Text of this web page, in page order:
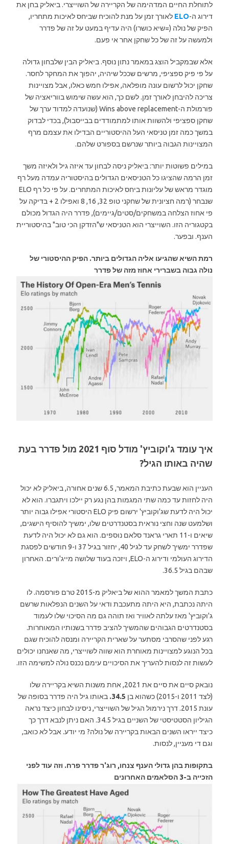
לתוחלת החיים המדהימה של הקריירה של השוייצרי. ביאליק בחן את
דירוג ה-ELO לאורך זמן על מנת להוכיח שביחס לאיכות מתחריו,
הפיק של נולה (=שיא כושרו) היה עדיף במעט על זה של פדרר
ולמעשה על זה של כל שחקן אחר אי פעם.
אלא שבמקביל הוצג במאמר נתון נוסף. ביאליק הבין שלבחון גדולה
על פי פיק ספציפי, מרשים שככל שיהיה, יהפוך את המחקר לחסר.
שחקן יכול לרשום עונה מופלאה, אפילו חמש כאלו, אבל מצויינות
צריכה להיבחן לאורך זמן. לשם כך, הוא עשה שימוש בווריאציה של
פורמולת ה-Wins above replacement (שנועדה למדוד ערך של
שחקן ספציפי ולהשוות אותו למתמודדים בבייסבול), בכדי לבדוק
במשך כמה זמן טניסאי העל ההיסטוריים הבדילו את עצמם מרף
המצויינות הגבוה ביותר שנרשם בספורט שלהם.
במילים פשוטות יותר: ביאליק ניסה לבחון עד איזה גיל ולאיזה משך
זמן הרמה שהציגו כל הטניסאים הגדולים בהיסטוריה עמדה מעל רף
מוגדר מראש של עליונות ביחס לאיכות המתחרים. על פי כל רף ELO
שנבחר (רמה חציונית של שחקני טופ 32, 16, 8 ואפילו 2 + בדיקה על
פי אחוז הצלחה במשחקים/סטים/גיימים), פדרר היה הגדול מכולם
בקטגוריה הזו. השוייצרי הוא הטניסאי ש"הזדקן הכי טוב" בהיסטוריית
הענף. ובפער.
רמת השיא שהגיעו אליה הגדולים ביותר. הפיק ההיסטורי של
נולה גבוה בשברירי אחוז מזה של פדרר
איך עומד ג'וקוביץ' מודל סוף 2021 מול פדרר בעת
שהיה באותו הגיל?
העניין הוא שבעת כתיבת המאמר, 6.5 שנים אחורה, ביאליק לא יכול
היה לחזות עד כמה שתי המגמות בהן נגע רק יילכו ויתגברו. הוא לא
יכול היה לדעת שג'וקוביץ' ירשום פיק ELO היסטורי אפילו גבוה יותר
ושלמעט שנה וחצי נוראית בסטנדרטים שלו, ימשיך להוסיף הישגים,
שיאים ו-11 תארי גראנד סלאם נוספים. הוא גם לא יכול היה לדעת
שפדרר ימשיך לשחק עד לגיל 40, יחזור בגיל 37 ו-9 חודשים לפסגת
הדירוג העולמי ודירוג ה-ELO, ויזכה בעוד שלושה מייג'ורים. האחרון
שבהם בגיל 36.5.
כתבת המשך למאמר ההוא של ביאליק מ-2015 טרם פורסמה. לו
היתה נכתבת, היא היתה מתעכבת ודאי על השנים הנפלאות שרשם
ג'וקוביץ' מאז עלתה לאוויר ואז תוהה גם מה הסיכוי שלו לעמוד
בסטנדרטים הגבוהים שהמשיך להציב פדרר בשנותיו המאוחרות.
רגע לפני שהסרבי מסתער על שארית הקריירה ומנסה להוכיח שגם
בכל הנוגע למצויינות מאוחרת הוא שווה לשוייצרי, מה שאנחנו יכולים
לעשות זה לנסות להעריך את הסיכויים עימם נכנס נולה למשימה הזו.
נובאק סיים את סיים את 2021, אחת משנות השיא בקריירה שלו
(לצד 2011 ו-2015) כשהוא בן
34.5. באותו גיל היה פדרר בסופה של
עונת 2015. דרך נירמול הגיל של השוייצרי, ניסינו לבחון כיצד נראה
הגיליון הסטטיסטי של השניים בגיל 34.5. האם ניתן לנבא דרך כך
כיצד ייראו השנים הבאות בקריירה של נולה? מי יודע. אבל לא כואב,
וגם די מעניין, לנסות.
בתקופות בהן גדולי הענף צנחו, רוג'ר פדרר פרח. וזה עוד לפני
הזכייה ב-3 הסלאמים האחרונים